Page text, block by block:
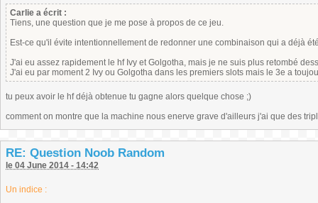
Carlie a écrit :
Tiens, une question que je me pose à propos de ce jeu.
Est-ce qu'il évite intentionnellement de redonner une combinaison qui a déjà
J'ai eu assez rapidement le hf Ivy et Golgotha, mais je ne suis plus retombé
J'ai eu par moment 2 Ivy ou Golgotha dans les premiers slots mais le 3e a
tu peux avoir le hf déjà obtenue tu gagne alors quelque chose ;)
comment on montre que la machine nous enerve grave d'ailleurs j'ai que des
RE: Question Noob Random
le 04 June 2014 - 14:42
Un indice :